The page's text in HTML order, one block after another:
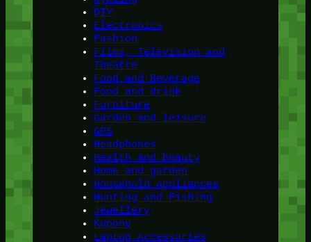
DIY
Electronics
Fashion
Films, Television and
Theatre
Food and Beverage
Food and drink
Furniture
Garden and leisure
GPS
Headphones
Health and beauty
Home and garden
Household appliances
Hunting and Fishing
Jewellery
Kupony
Laptop Accessories